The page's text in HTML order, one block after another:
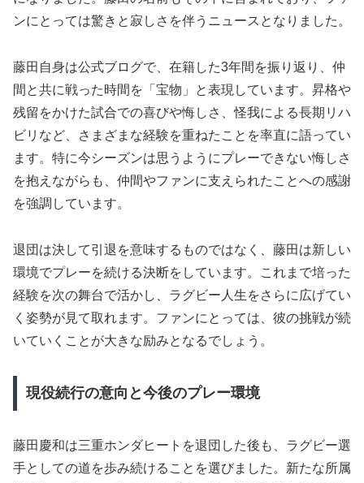
ンにとっては驚きと寂しさを伴うニュースとなりました。
藤田自身は公式ブログで、在籍した3年間を振り返り、仲
間と共に戦った時間を「宝物」と表現しています。昇格や
残留をかけた試合での喜びや悔しさ、怪我による長期リハ
ビリなど、さまざまな経験を重ねたことを率直に語ってい
ます。特に今シーズンは思うようにプレーできない悔しさ
を抱えながらも、仲間やファンに支えられたことへの感謝
を強調しています。
退団は決して引退を意味するものではなく、藤田は新しい
環境でプレーを続ける決断をしています。これまで培った
経験を次の舞台で活かし、ラグビー人生をさらに広げてい
く姿勢が見て取れます。ファンにとっては、彼の挑戦が続
いていくことが大きな励みとなるでしょう。
現役続行の意向と今後のプレー環境
藤田慶和は三重ホンダヒートを退団した後も、ラグビー選
手としての道を歩み続けることを選びました。新たな所属